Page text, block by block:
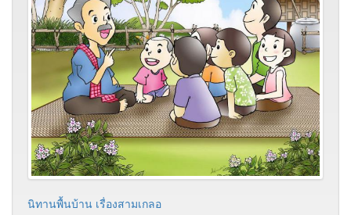
นิทานพื้นบ้าน เรื่องสามเกลอ